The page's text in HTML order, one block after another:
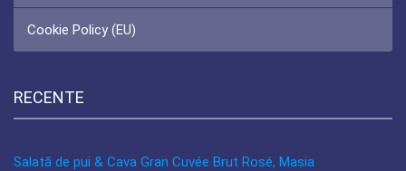
Cookie Policy (EU)
RECENTE
Salată de pui & Cava Gran Cuvée Brut Rosé, Masia